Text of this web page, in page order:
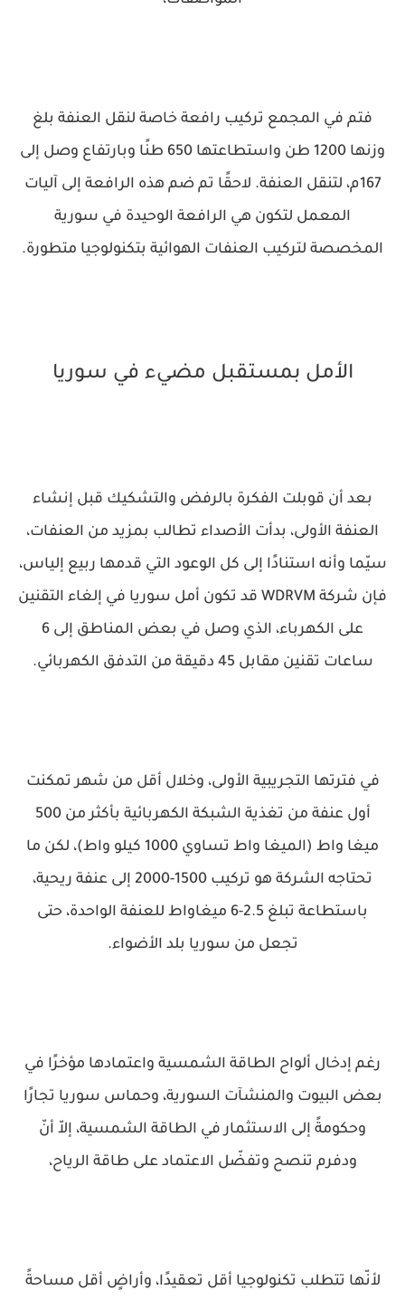
فتم في المجمع تركيب رافعة خاصة لنقل العنفة بلغ
وزنها 1200 طن واستطاعتها 650 طنًا وبارتفاع وصل إلى
167م، لتنقل العنفة. لاحقًا تم ضم هذه الرافعة إلى آليات
المعمل لتكون هي الرافعة الوحيدة في سورية
المخصصة لتركيب العنفات الهوائية بتكنولوجيا متطورة.
الأمل بمستقبل مضيء في سوريا
بعد أن قوبلت الفكرة بالرفض والتشكيك قبل إنشاء
العنفة الأولى، بدأت الأصداء تطالب بمزيد من العنفات،
سيّما وأنه استنادًا إلى كل الوعود التي قدمها ربيع إلياس،
فإن شركة WDRVM قد تكون أمل سوريا في إلغاء التقنين
على الكهرباء، الذي وصل في بعض المناطق إلى 6
ساعات تقنين مقابل 45 دقيقة من التدفق الكهربائي.
في فترتها التجريبية الأولى، وخلال أقل من شهر تمكنت
أول عنفة من تغذية الشبكة الكهربائية بأكثر من 500
ميغا واط (الميغا واط تساوي 1000 كيلو واط)، لكن ما
تحتاجه الشركة هو تركيب 1500-2000 إلى عنفة ريحية،
باستطاعة تبلغ 2.5-6 ميغاواط للعنفة الواحدة، حتى
تجعل من سوريا بلد الأضواء.
رغم إدخال ألواح الطاقة الشمسية واعتمادها مؤخرًا في
بعض البيوت والمنشآت السورية، وحماس سوريا تجارًا
وحكومةً إلى الاستثمار في الطاقة الشمسية، إلاّ أنّ
ودفرم تنصح وتفضّل الاعتماد على طاقة الرياح،
لأنّها تتطلب تكنولوجيا أقل تعقيدًا، وأراضٍ أقل مساحةً